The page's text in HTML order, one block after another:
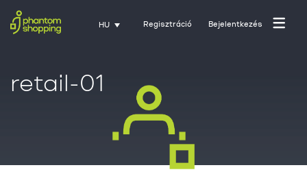
HU Regisztráció Bejelentkezés
retail-01